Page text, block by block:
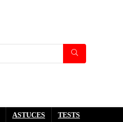
ASTUCES TESTS